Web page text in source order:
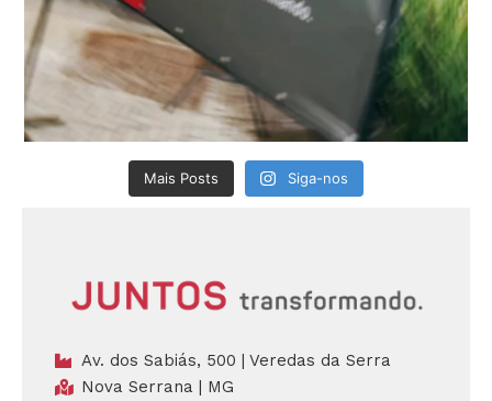
Mais Posts Siga-nos
Av. dos Sabiás, 500 | Veredas da Serra
Nova Serrana | MG